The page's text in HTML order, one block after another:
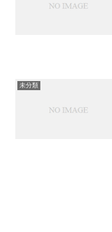
未分類